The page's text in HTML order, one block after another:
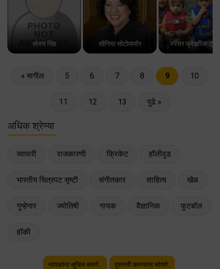
संजय सिंह सोनिया सोटोमायोर स्पेंसर फ्रेडरिक
« मागील 5 6 7 8 9 10
11 12 13 पुढे »
अधिक श्रेण्या
व्यापारी राजकारणी क्रिकेट हॉलीवुड
भारतीय चित्रपट सृष्टी संगीतकार साहित्य खेळ
गुन्हेगार ज्योतिषी गायक वैज्ञानिक फुटबॉल
हॉकी
नायकांना सूचित करणे. दुरुस्ती करण्यास सांगणे.